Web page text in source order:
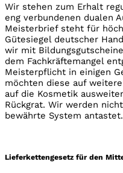
Wir stehen zum Erhalt
eng verbundenen dualen
Meisterbrief steht für
Gütesiegel deutscher
wir mit
dem Fachkräftemangel
Meisterpflicht in einigen
möchten diese auf
auf die Kosmetik
Rückgrat. Wir werden
bewährte System antastet.
Lieferkettengesetz für den